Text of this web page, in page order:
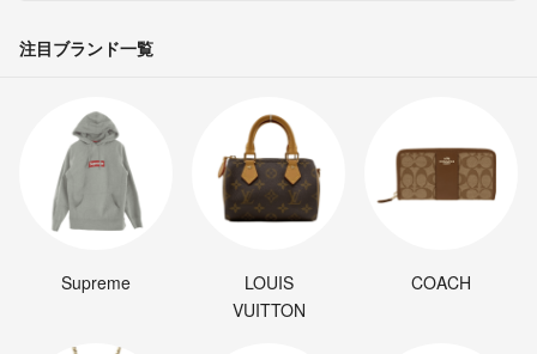
注目ブランド一覧
Supreme
LOUIS
VUITTON
COACH